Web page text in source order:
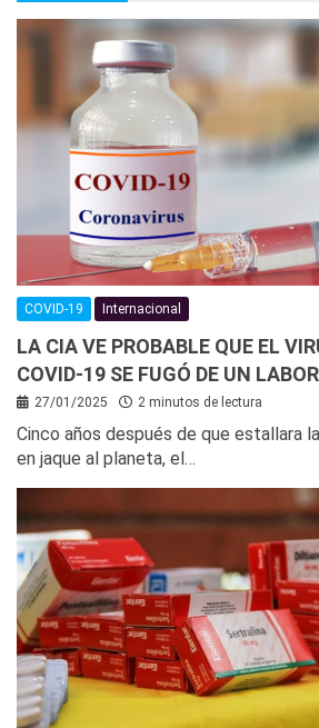
COVID-19 Internacional
LA CIA VE PROBABLE QUE EL
COVID-19 SE FUGÓ DE UN
27/01/2025 2 minutos de lectura
Cinco años después de que estallara
en jaque al planeta, el…